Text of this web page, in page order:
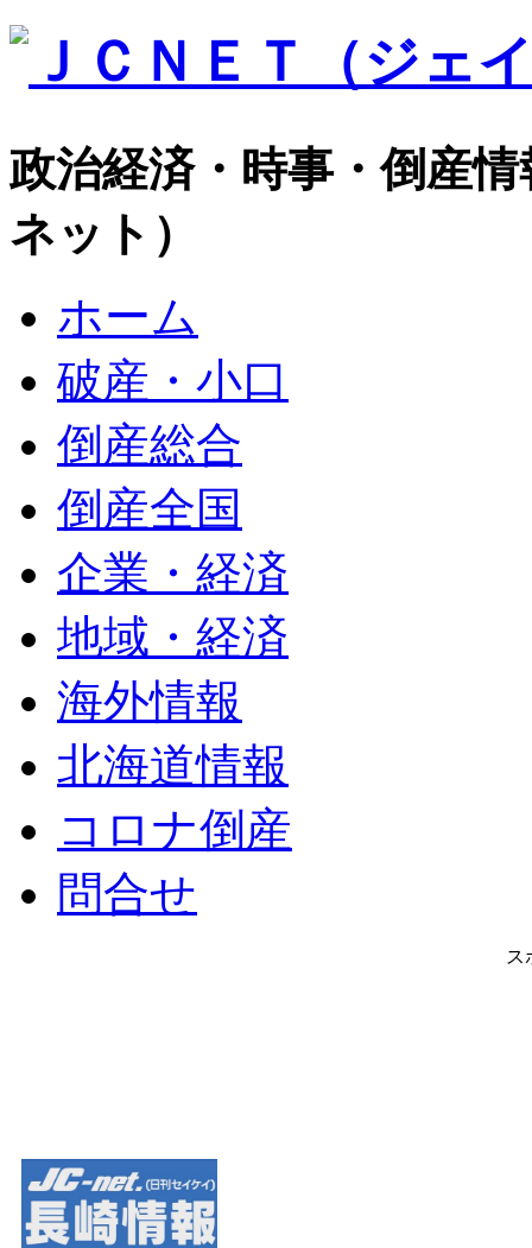
政治経済・時事・倒産
ネット）
ホーム
破産・小口
倒産総合
倒産全国
企業・経済
地域・経済
海外情報
北海道情報
コロナ倒産
問合せ
ス